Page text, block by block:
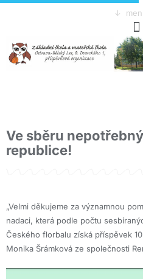
↓
Ve sběru
republice!
„Velmi děkujeme za významnou
nadaci, která podle počtu
Českého florbalu získá příspěvek
Monika Šrámková ze společnosti